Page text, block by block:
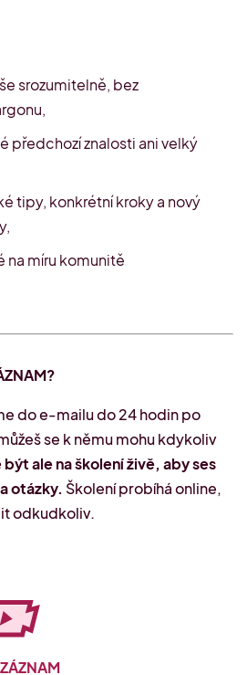
srozumitelně, bez
předchozí znalosti ani velký
tipy, konkrétní kroky a nový
na míru komunitě
do e-mailu do 24 hodin po
se k němu mohu kdykoliv
ale na školení živě, aby ses
otázky. Školení probíhá online,
odkudkoliv.